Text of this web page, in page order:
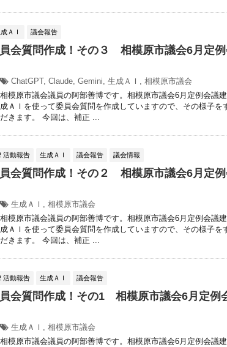
ＡＩ 議会報告
会質問作成！その３ 相模原市議会6月定
ChatGPT, Claude, Gemini, 生成ＡＩ , 相模原市議会
模原市議会議員の阿部善博です。相模原市議会6月定例会議
ＡＩを使って委員会質問を作成していますので、その様子を
きます。 今回は、補正 ...
活動報告 生成ＡＩ 議会報告 議会情報
会質問作成！その２ 相模原市議会6月定
生成ＡＩ , 相模原市議会
模原市議会議員の阿部善博です。相模原市議会6月定例会議
ＡＩを使って委員会質問を作成していますので、その様子を
きます。 今回は、補正 ...
活動報告 生成ＡＩ 議会報告
会質問作成！その1 相模原市議会6月定例
生成ＡＩ , 相模原市議会
模原市議会議員の阿部善博です。相模原市議会6月定例会議